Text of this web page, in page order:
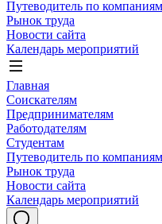
Путеводитель по компаниям
Рынок труда
Новости сайта
Календарь мероприятий
Главная
Соискателям
Предпринимателям
Работодателям
Студентам
Путеводитель по компаниям
Рынок труда
Новости сайта
Календарь мероприятий